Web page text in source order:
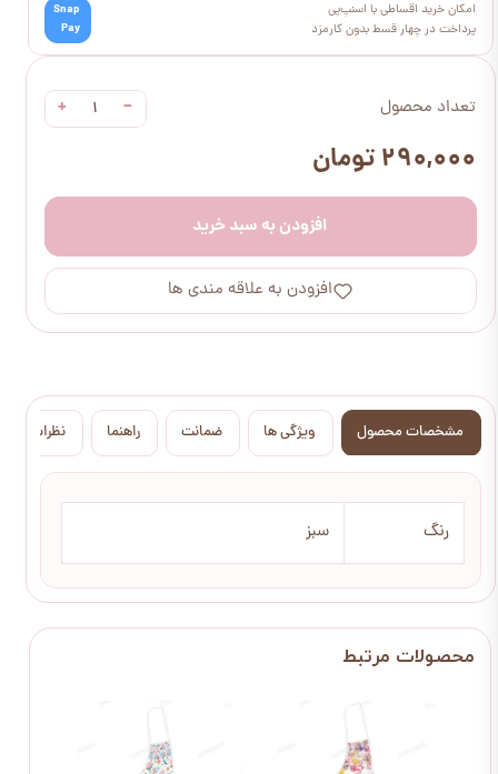
تعداد محصول −
+
۲۹۰,۰۰۰ تومان
افزودن به سبد خرید
افزودن به علاقه مندی ها
امکان خرید اقساطی با اسنپ‌پی
پرداخت در چهار قسط بدون کارمزد
Snap
Pay
مشخصات محصول ویژگی ها ضمانت راهنما نظرات
رنگ سبز